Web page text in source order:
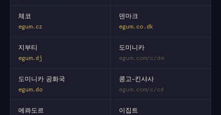
체코
egum.cz
덴마크
egum.co.dk
지부티
egum.dj
도미니카
egum.com/c/dm
도미니카 공화국
egum.do
콩고-킨샤사
egum.com/c/cd
에콰도르 이집트